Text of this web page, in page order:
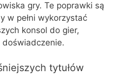
gry. Te poprawki są
w pełni wykorzystać
konsol do gier,
doświadczenie.
tytułów